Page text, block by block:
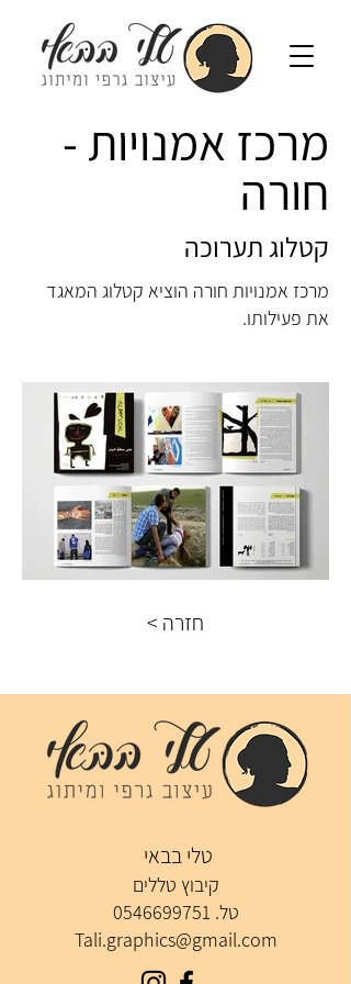
מרכז אמנויות -
חורה
קטלוג תערוכה
מרכז אמנויות חורה הוציא קטלוג המאגד
את פעילותו.
< חזרה
טלי בבאי
קיבוץ טללים
טל. 0546699751
Tali.graphics@gmail.com